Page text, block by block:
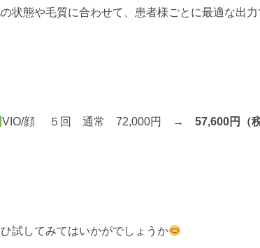
状態や毛質に合わせて、患者様ごとに最適な出
VIO/顔 ５回 通常 72,000円 →57,600円（
試してみてはいかがでしょうか